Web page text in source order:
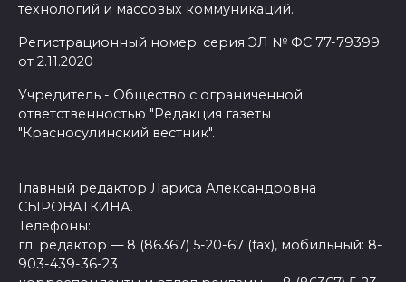
технологий и массовых коммуникаций.
Регистрационный номер: серия ЭЛ № ФС 77-79399
от 2.11.2020
Учредитель - Общество с ограниченной
ответственностью "Редакция газеты
"Красносулинский вестник".
Главный редактор Лариса Александровна
СЫРОВАТКИНА.
Телефоны:
гл. редактор — 8 (86367) 5-20-67 (fax), мобильный: 8-
903-439-36-23